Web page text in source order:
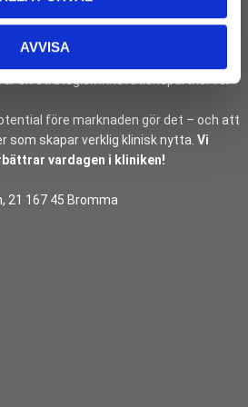
AVVISA
identifierat, introducerat och
på den svenska
är en strategisk innovationspartner för
före marknaden gör det – och att
som skapar verklig klinisk nytta. Vi
vardagen i kliniken!
21 167 45 Bromma